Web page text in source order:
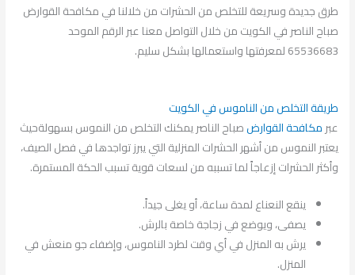
طرق جديدة وسريعة للتخلص من الحشرات من خلالنا في مكافحة القوارض
صباح الناصر في الكويت من خلال التواصل معنا عبر الرقم الموحد
65536683 لمعرفتها واستعمالها بشكل سليم.
طريقة التخلص من الناموس في الكويت
عبرمكافحة القوارضصباح الناصر يمكنك التخلص من النموس بسهولةحيث
يعتبر النموس من أشهر الحشرات المنزلية التي يبرز تواجدها في فصل الصيف،
وأكثر الحشرات إزعاجاً لما تسببه من لسعات قوية تسبب الحكة المستمرة.
ينقع النعناع لمدة ساعة، أو يغلى جيداً.
يصفى، ويوضع في زجاجة خاصة بالرش.
يرش به المنزل في أي وقت لطرد الناموس، وإضفاء جو منعش في
المنزل.